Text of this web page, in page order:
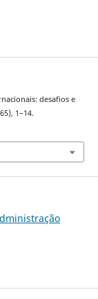
desafios e
1–14.